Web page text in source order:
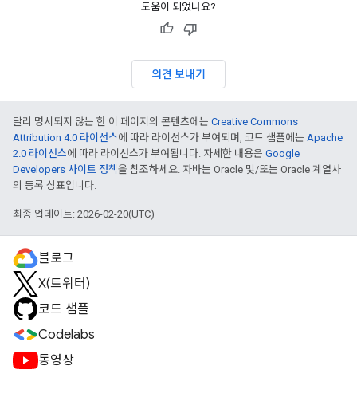
도움이 되었나요?
의견 보내기
달리 명시되지 않는 한 이 페이지의 콘텐츠에는 Creative Commons
Attribution 4.0 라이선스에 따라 라이선스가 부여되며, 코드 샘플에는 Apache
2.0 라이선스에 따라 라이선스가 부여됩니다. 자세한 내용은 Google
Developers 사이트 정책을 참조하세요. 자바는 Oracle 및/또는 Oracle 계열사
의 등록 상표입니다.
최종 업데이트: 2026-02-20(UTC)
블로그
X(트위터)
코드 샘플
Codelabs
동영상